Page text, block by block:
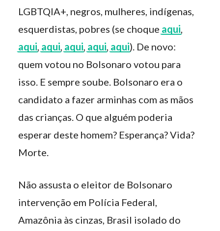
LGBTQIA+, negros, mulheres, indígenas,
esquerdistas, pobres (se choque aqui,
aqui, aqui, aqui, aqui, aqui). De novo:
quem votou no Bolsonaro votou para
isso. E sempre soube. Bolsonaro era o
candidato a fazer arminhas com as mãos
das crianças. O que alguém poderia
esperar deste homem? Esperança? Vida?
Morte.
Não assusta o eleitor de Bolsonaro
intervenção em Polícia Federal,
Amazônia às cinzas, Brasil isolado do